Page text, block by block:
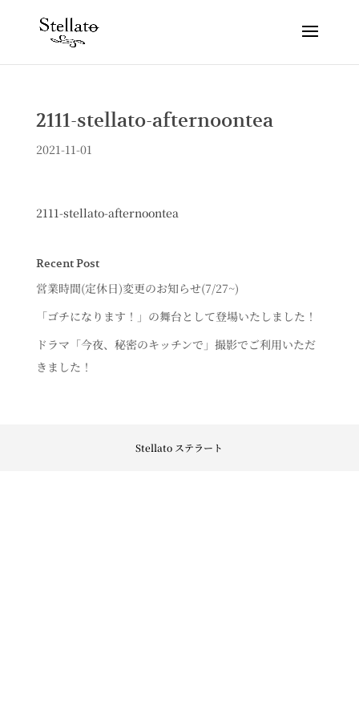
2111-stellato-afternoontea
2021-11-01
2111-stellato-afternoontea
Recent Post
営業時間(定休日)変更のお知らせ(7/27~)
「ゴチになります！」の舞台として登場いたしました！
ドラマ「今夜、秘密のキッチンで」撮影でご利用いただ
きました！
Stellato ステラート